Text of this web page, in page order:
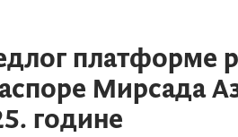
платформе
Мирсада
године